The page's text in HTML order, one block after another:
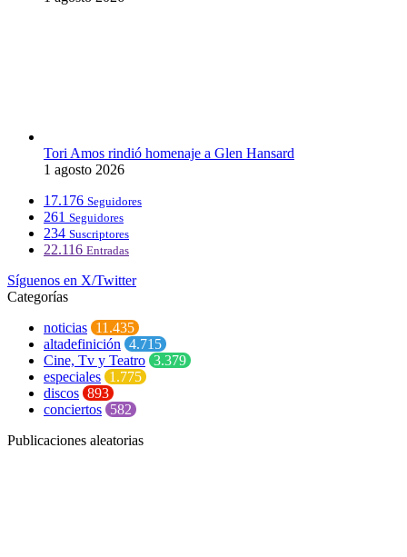
Tori Amos rindió homenaje a Glen Hansard
1 agosto 2026
17.176 Seguidores
261 Seguidores
234 Suscriptores
22.116 Entradas
Síguenos en X/Twitter
Categorías
noticias 11.435
altadefinición 4.715
Cine, Tv y Teatro 3.379
especiales 1.775
discos 893
conciertos 582
Publicaciones aleatorias